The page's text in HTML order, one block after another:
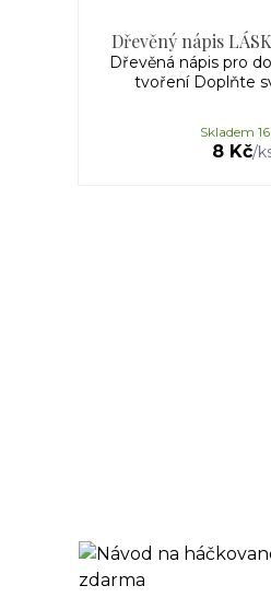
Dřevěný nápis
Dřevěná nápis pro
tvoření Doplňte
8 Kč/
Skladem